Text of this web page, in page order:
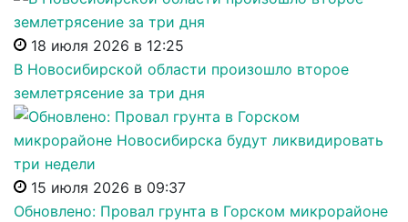
18 июля 2026 в 12:25
В Новосибирской области произошло второе
землетрясение за три дня
15 июля 2026 в 09:37
Обновлено: Провал грунта в Горском микрорайоне